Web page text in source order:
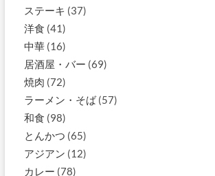
ステーキ (37)
洋食 (41)
中華(16)
居酒屋・バー (69)
焼肉 (72)
ラーメン・そば(57)
和食 (98)
とんかつ (65)
アジアン (12)
カレー (78)